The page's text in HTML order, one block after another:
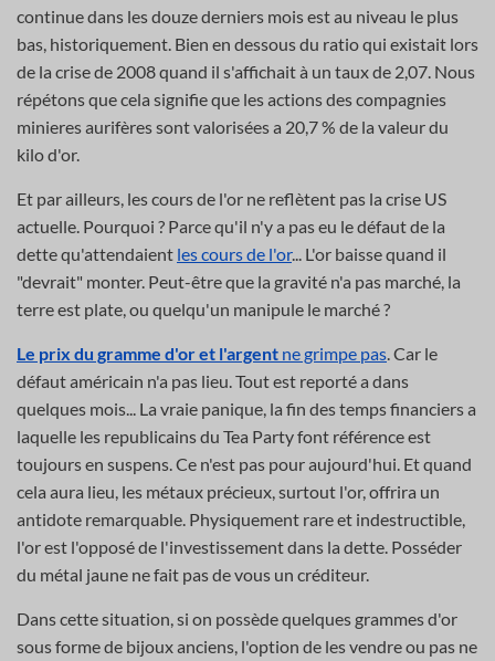
continue dans les douze derniers mois est au niveau le plus
bas, historiquement. Bien en dessous du ratio qui existait lors
de la crise de 2008 quand il s'affichait à un taux de 2,07. Nous
répétons que cela signifie que les actions des compagnies
minieres aurifères sont valorisées a 20,7 % de la valeur du
kilo d'or.
Et par ailleurs, les cours de l'or ne reflètent pas la crise US
actuelle. Pourquoi ? Parce qu'il n'y a pas eu le défaut de la
dette qu'attendaient les cours de l'or... L'or baisse quand il
"devrait" monter. Peut-être que la gravité n'a pas marché, la
terre est plate, ou quelqu'un manipule le marché ?
Le prix du gramme d'or et l'argent ne grimpe pas. Car le
défaut américain n'a pas lieu. Tout est reporté a dans
quelques mois... La vraie panique, la fin des temps financiers a
laquelle les republicains du Tea Party font référence est
toujours en suspens. Ce n'est pas pour aujourd'hui. Et quand
cela aura lieu, les métaux précieux, surtout l'or, offrira un
antidote remarquable. Physiquement rare et indestructible,
l'or est l'opposé de l'investissement dans la dette. Posséder
du métal jaune ne fait pas de vous un créditeur.
Dans cette situation, si on possède quelques grammes d'or
sous forme de bijoux anciens, l'option de les vendre ou pas ne